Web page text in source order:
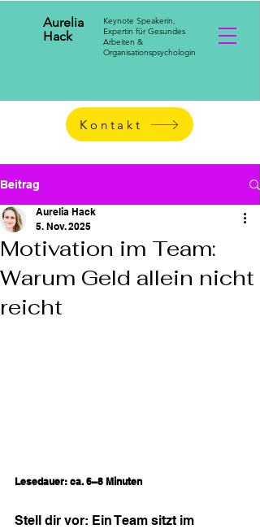
Aurelia
Hack
Keynote Speakerin,
Expertin für Gesundes
Arbeiten &
Organisationspsychologin
Kontakt
Beitrag
Motivation im Team:
Warum Geld allein nicht
reicht
Aurelia Hack
5. Nov. 2025
Lesedauer: ca. 6–8 Minuten
Stell dir vor: Ein Team sitzt im